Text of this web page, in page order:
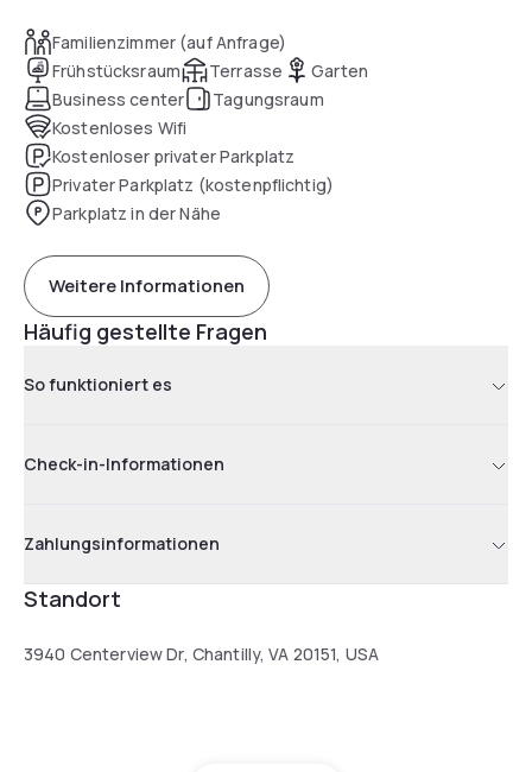
Familienzimmer (auf Anfrage)
Frühstücksraum
Terrasse
Garten
Business center
Tagungsraum
Kostenloses Wifi
Kostenloser privater Parkplatz
Privater Parkplatz (kostenpflichtig)
Parkplatz in der Nähe
Weitere Informationen
Häufig gestellte Fragen
So funktioniert es
Check-in-Informationen
Zahlungsinformationen
Standort
3940 Centerview Dr, Chantilly, VA 20151, USA